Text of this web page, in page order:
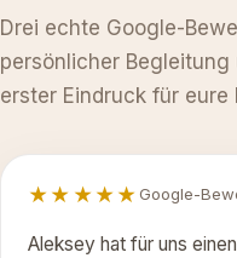
Drei echte Google-
persönlicher Begleitung
erster Eindruck für
★★★★★Google-
Aleksey hat für uns